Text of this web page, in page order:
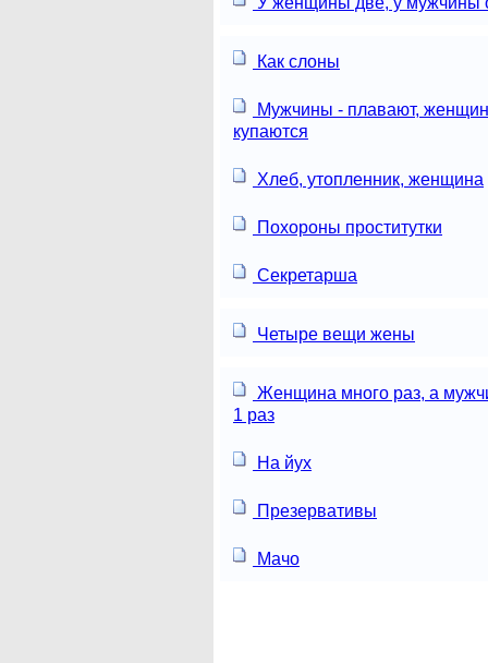
Как слоны
Мужчины - плавают,
купаются
Хлеб, утопленник, женщина
Похороны проститутки
Секретарша
Четыре вещи жены
Женщина много раз, а
1 раз
На йух
Презервативы
Мачо